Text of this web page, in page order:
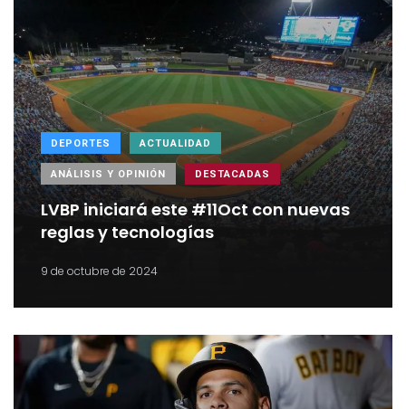
DEPORTES ACTUALIDAD
ANÁLISIS Y OPINIÓN DESTACADAS
LVBP iniciará este #11Oct con nuevas
reglas y tecnologías
9 de octubre de 2024